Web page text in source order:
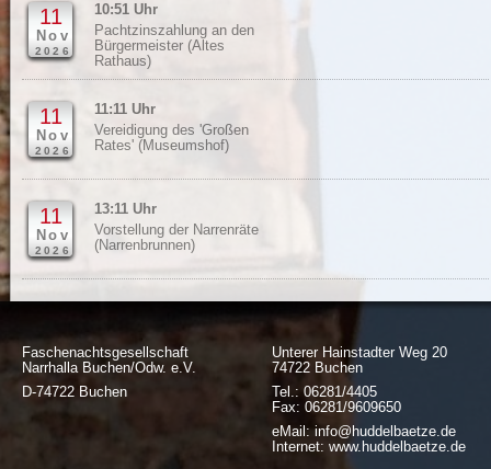
11
Nov
2026
10:51 Uhr
Pachtzinszahlung an den
Bürgermeister (Altes
Rathaus)
11
Nov
2026
11:11 Uhr
Vereidigung des 'Großen
Rates' (Museumshof)
11
Nov
2026
13:11 Uhr
Vorstellung der Narrenräte
(Narrenbrunnen)
Faschenachtsgesellschaft
Narrhalla Buchen/Odw. e.V.
D-74722 Buchen
Unterer Hainstadter Weg 20
74722 Buchen
Tel.: 06281/4405
Fax: 06281/9609650
eMail: info@huddelbaetze.de
Internet: www.huddelbaetze.de